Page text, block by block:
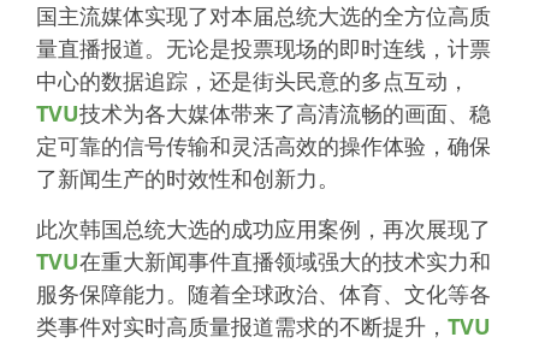
国主流媒体实现了对本届总统大选的全方位高质
量直播报道。无论是投票现场的即时连线，计票
中心的数据追踪，还是街头民意的多点互动，
TVU技术为各大媒体带来了高清流畅的画面、稳
定可靠的信号传输和灵活高效的操作体验，确保
了新闻生产的时效性和创新力。
此次韩国总统大选的成功应用案例，再次展现了
TVU在重大新闻事件直播领域强大的技术实力和
服务保障能力。随着全球政治、体育、文化等各
类事件对实时高质量报道需求的不断提升， TVU